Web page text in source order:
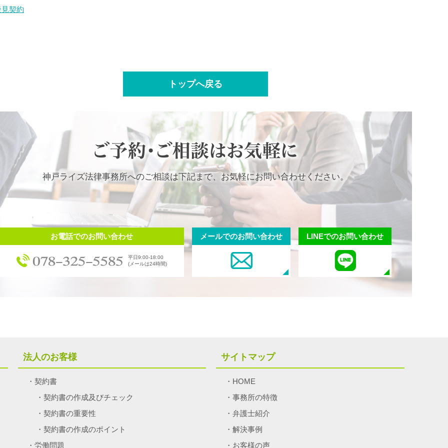
契約
トップへ戻る
神戸ライズ法律事務所へのご相談は下記まで、 お気軽にお問い合わせください。
お電話でのお問い合わせ
平日9:00-18:00
(メールは24時間)
メールでのお問い合わせ LINEでのお問い合わせ
法人のお客様
契約書
契約書の作成及びチェック
契約書の重要性
契約書の作成のポイント
労働問題
サイトマップ
HOME
事務所の特徴
弁護士紹介
解決事例
お客様の声